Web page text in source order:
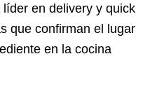
en delivery y quick
que confirman el lugar
en la cocina